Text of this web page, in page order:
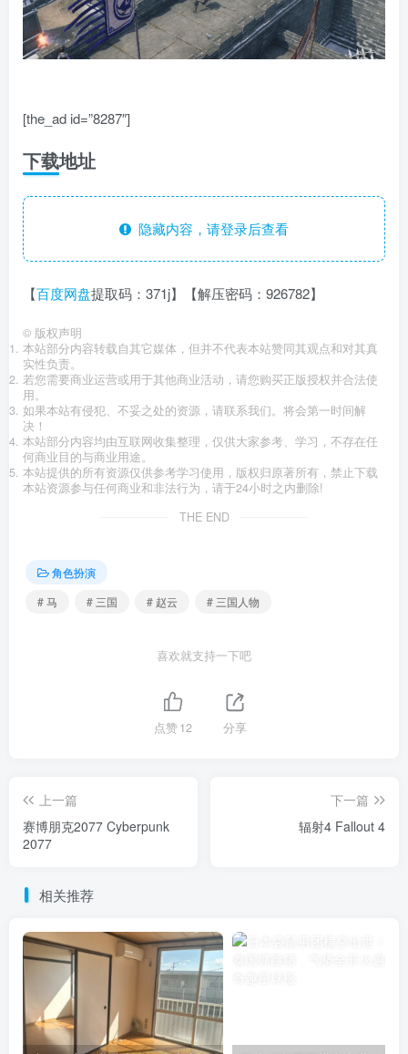
[the_ad id=”8287″]
下载地址
隐藏内容，请登录后查看
【百度网盘提取码：371j】【解压密码：926782】
© 版权声明
本站部分内容转载自其它媒体，但并不代表本站赞同其观点和对其真
实性负责。
若您需要商业运营或用于其他商业活动，请您购买正版授权并合法使
用。
如果本站有侵犯、不妥之处的资源，请联系我们。将会第一时间解
决！
本站部分内容均由互联网收集整理，仅供大家参考、学习，不存在任
何商业目的与商业用途。
本站提供的所有资源仅供参考学习使用，版权归原著所有，禁止下载
本站资源参与任何商业和非法行为，请于24小时之内删除!
THE END
角色扮演
# 马
# 三国 # 赵云 # 三国人物
喜欢就支持一下吧
点赞12 分享
上一篇
赛博朋克2077 Cyberpunk
2077
下一篇
辐射4 Fallout 4
相关推荐